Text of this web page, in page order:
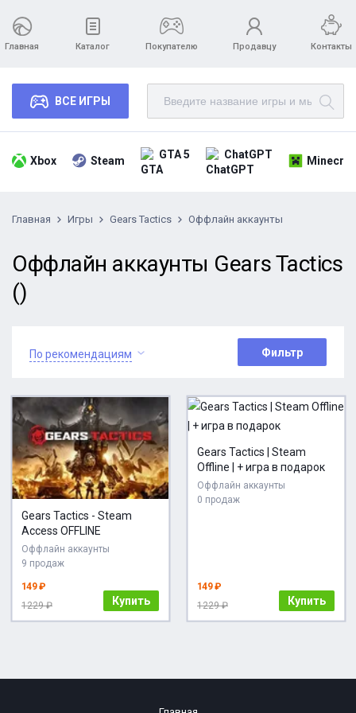
Главная Каталог Покупателю Продавцу Контакты
ВСЕ ИГРЫ
Xbox Steam GTA 5 ChatGPT
Главная Игры Gears Tactics Оффлайн аккаунты
Оффлайн аккаунты Gears Tactics
()
По рекомендациям Фильтр
Gears Tactics - Steam
Access OFFLINE
Оффлайн аккаунты
9 продаж
149 ₽
1229 ₽
Купить
Gears Tactics | Steam
Offline | + игра в подарок
Оффлайн аккаунты
0 продаж
149 ₽
1229 ₽
Купить